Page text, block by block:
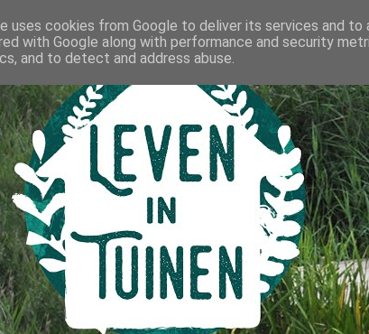
uses cookies from Google to deliver its services and to
with Google along with performance and security
and to detect and address abuse.